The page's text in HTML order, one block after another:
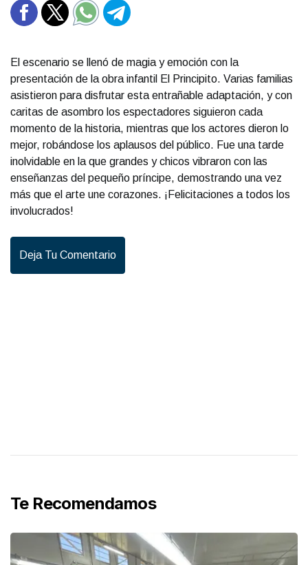
El escenario se llenó de magia y emoción con la
presentación de la obra infantil El Principito. Varias familias
asistieron para disfrutar esta entrañable adaptación, y con
caritas de asombro los espectadores siguieron cada
momento de la historia, mientras que los actores dieron lo
mejor, robándose los aplausos del público. Fue una tarde
inolvidable en la que grandes y chicos vibraron con las
enseñanzas del pequeño príncipe, demostrando una vez
más que el arte une corazones. ¡Felicitaciones a todos los
involucrados!
Deja Tu Comentario
Te Recomendamos